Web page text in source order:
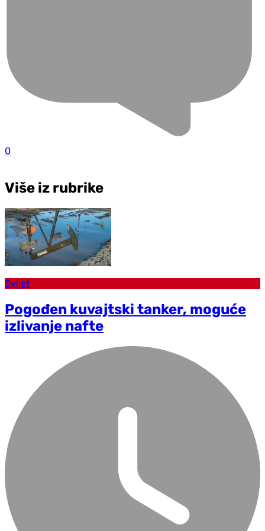
0
Više iz rubrike
Svijet
Pogođen kuvajtski tanker, moguće
izlivanje nafte